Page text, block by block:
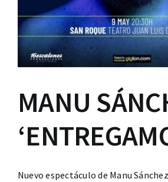
MANU
Nuevo espectáculo de Manu